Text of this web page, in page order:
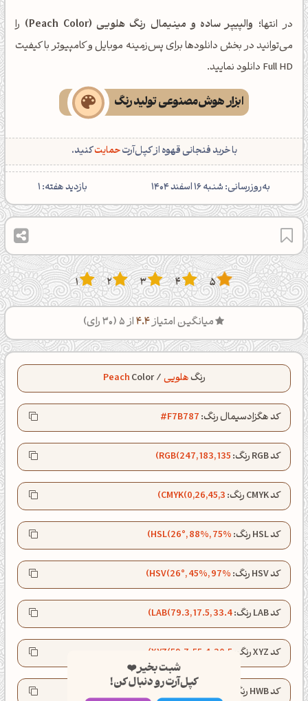
در انتها؛ والپیپر ساده و مینیمال رنگ هلویی (Peach Color)
را
می‌توانید در بخش دانلودها برای پس‌زمینه موبایل و کامپیوتر با کیفیت
Full HD دانلود نمایید.
ابزار هوش‌مصنوعی تولید رنگ
با خرید فنجانی قهوه از کپل‌آرتحمایتکنید.
‌به‌روزرسانی: شنبه 16 اسفند 1404 بازدید هفته:1
5
4
3
2
1
میانگین امتیاز4.4از 5 ( 30رای)
رنگهلویی/
Color
Peach
کد هگزادسیمال رنگ:#F7B787
کد RGB رنگ: RGB(247, 183, 135)
کد CMYK رنگ: CMYK(0,26,45,3)
کد HSL رنگ: HSL(26°, 88%, 75%)
کد HSV رنگ: HSV(26°, 45%, 97%)
کد LAB رنگ: LAB(79.3, 17.5, 33.4)
کد XYZ رنگ: XYZ(59.7, 55.4, 30.5)
کد HWB رنگ: HWB(26°, 53%, 3%)
شبت بخیر❤️
کپل‌آرت رو دنبال کن!